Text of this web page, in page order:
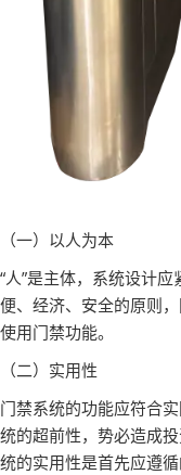
（一）以人为本
“人”是主体，系统设计
便、经济、安全的原则
使用门禁功能。
（二）实用性
门禁系统的功能应符合
统的超前性，势必造成
统的实用性是首先应遵